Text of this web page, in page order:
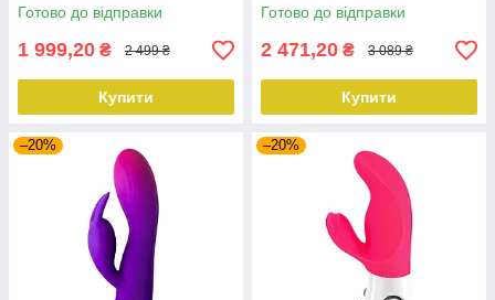
Готово до відправки
1 999,20 ₴ 2 499 ₴
Купити
16 режимів, нагрів
Готово до відправки
2 471,20 ₴ 3 089 ₴
Купити
–20% –20%